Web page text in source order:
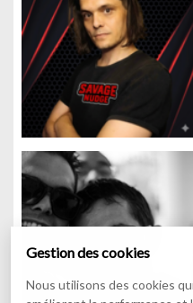
Gestion des cookies
Nous utilisons des cookies